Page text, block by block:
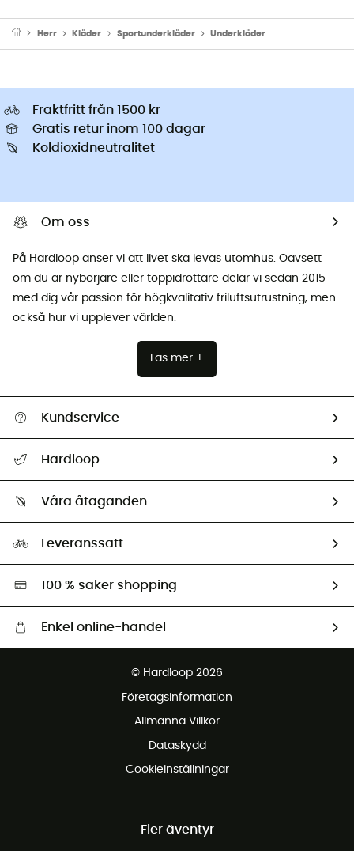
Herr Kläder Sportunderkläder Underkläder
Fraktfritt från 1500 kr
Gratis retur inom 100 dagar
Koldioxidneutralitet
Om oss
På Hardloop anser vi att livet ska levas utomhus. Oavsett
om du är nybörjare eller toppidrottare delar vi sedan 2015
med dig vår passion för högkvalitativ friluftsutrustning, men
också hur vi upplever världen.
Läs mer +
Kundservice
Retur & återbetalning
Hardloop
Ambassadörer
Våra åtaganden
Miljöanpassat urval
Leveranssätt
100 % säker shopping
Enkel online-handel
Gratis retur inom 100 dagar
© Hardloop 2026
Företagsinformation
Allmänna Villkor
Dataskydd
Cookieinställningar
Fler äventyr